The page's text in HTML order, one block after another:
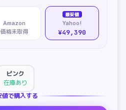
Amazon
価格未取得
最安値
Yahoo!
¥49,390
ピンク
在庫あり
値で購入する